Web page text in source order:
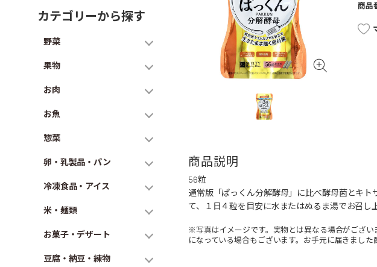
カテゴリーから探す
野菜
果物
お肉
お魚
惣菜
卵・乳製品・パン
冷凍食品・アイス
米・麺類
お菓子・デザート
豆腐・納豆・練物
商品
商品説明
56粒
通常版「ぱっくん分解酵母」に比べ酵母菌とキ
て、１日４粒を目安に水またはぬるま湯でお召し
※写真はイメージです。実物とは異なる場合がござ
になっている場合もございます。お手元に届きまし